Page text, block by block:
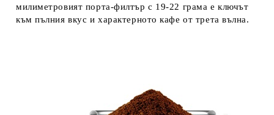
милиметровият порта-филтър с 19-22 грама е ключът
към пълния вкус и характерното кафе от трета вълна.